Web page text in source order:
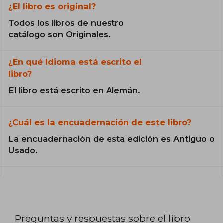
¿El libro es original?
Todos los libros de nuestro
catálogo son Originales.
¿En qué Idioma está escrito el
libro?
El libro está escrito en Alemán.
¿Cuál es la encuadernación de este libro?
La encuadernación de esta edición es Antiguo o
Usado.
Preguntas y respuestas sobre el libro